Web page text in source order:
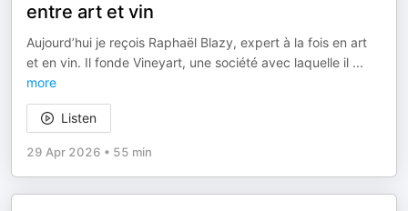
entre art et vin
Aujourd’hui je reçois Raphaël Blazy, expert à la fois en art
et en vin. Il fonde Vineyart, une société avec laquelle il ...
more
Listen
29 Apr 2026 • 55 min